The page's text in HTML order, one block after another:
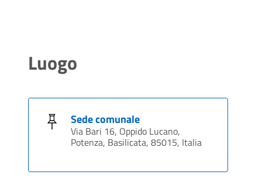
Luogo
Sede comunale
Via Bari 16, Oppido Lucano,
Potenza, Basilicata, 85015, Italia